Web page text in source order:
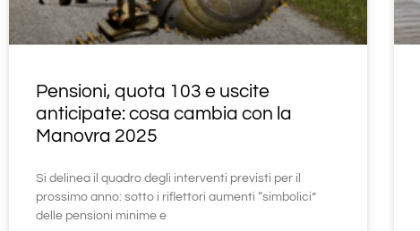
Pensioni, quota 103 e uscite
anticipate: cosa cambia con la
Manovra 2025
Si delinea il quadro degli interventi previsti per il
prossimo anno: sotto i riflettori aumenti “simbolici”
delle pensioni minime e